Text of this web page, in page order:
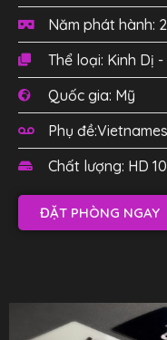
Năm phát hành:
Thể loại: Kinh Dị -
Quốc gia: Mỹ
Phụ
Chất lượng: HD
ĐẶT PHÒNG NGAY